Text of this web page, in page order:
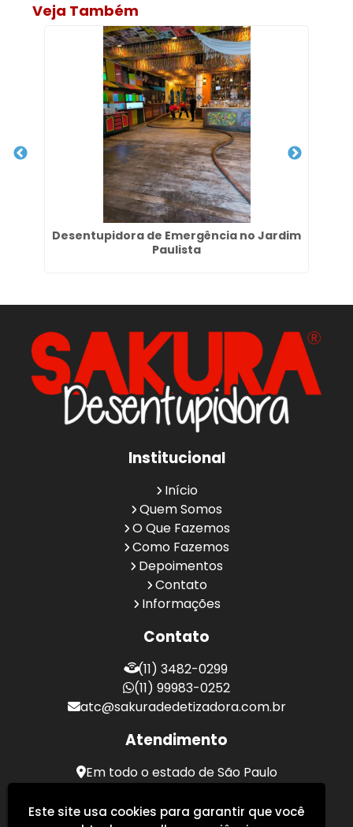
Veja Também
Desentupidora de Emergência no Jardim
Paulista
Institucional
Início
Quem Somos
O Que Fazemos
Como Fazemos
Depoimentos
Contato
Informações
Contato
(11) 3482-0299
(11) 99983-0252
atc@sakuradedetizadora.com.br
Atendimento
Em todo o estado de São Paulo
Este site usa cookies para garantir que você